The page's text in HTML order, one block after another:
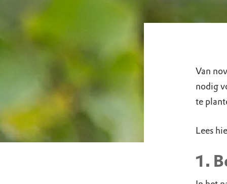
Van
nodig
te
Lees
1.